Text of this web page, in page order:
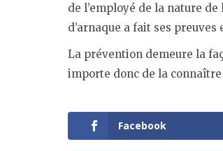
de l’employé de la nature
d’arnaque a fait ses preuves
La prévention demeure la
importe donc de la
Facebook